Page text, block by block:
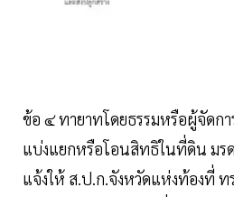
ข้อ ๔ ทายาทโดยธรรมหรือผู้จัดก
แบ่งแยกหรือโอนสิทธิในที่ดิน มร
แจ้งให้ ส.ป.ก.จังหวัดแห่งท้องที่ ท